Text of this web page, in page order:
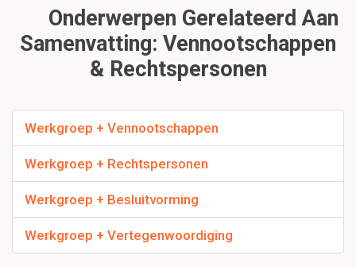
Onderwerpen Gerelateerd Aan
Samenvatting: Vennootschappen
& Rechtspersonen
Werkgroep + Vennootschappen
Werkgroep + Rechtspersonen
Werkgroep + Besluitvorming
Werkgroep + Vertegenwoordiging